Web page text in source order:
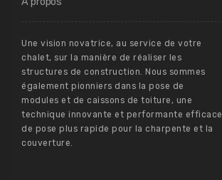
Une vision novatrice, au service de votre
chalet, sur la manière de réaliser les
structures de construction. Nous sommes
également pionniers dans la pose de
modules et de caissons de toiture, une
technique innovante et performante efficace
de pose plus rapide pour la charpente et la
couverture.